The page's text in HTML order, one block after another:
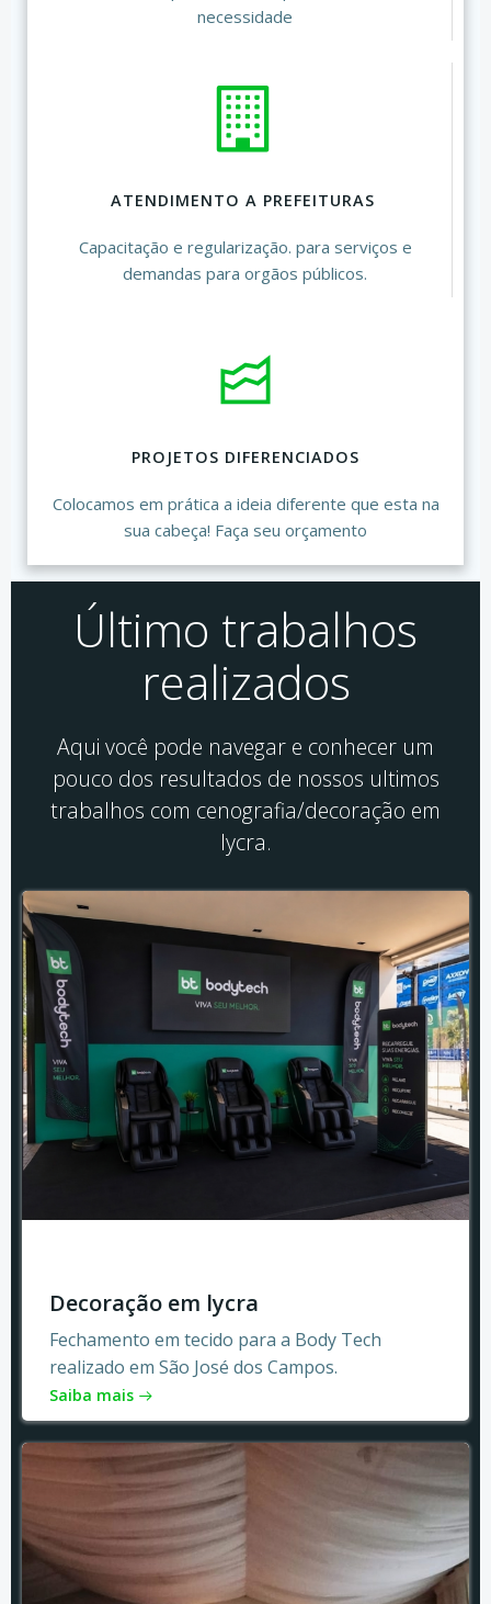
necessidade
ATENDIMENTO A PREFEITURAS
Capacitação e regularização. para serviços e
demandas para orgãos públicos.
PROJETOS DIFERENCIADOS
Colocamos em prática a ideia diferente que esta na
sua cabeça! Faça seu orçamento
Último trabalhos
realizados
Aqui você pode navegar e conhecer um
pouco dos resultados de nossos ultimos
trabalhos com cenografia/decoração em
lycra.
Decoração em lycra
Fechamento em tecido para a Body Tech
realizado em São José dos Campos.
Saiba mais